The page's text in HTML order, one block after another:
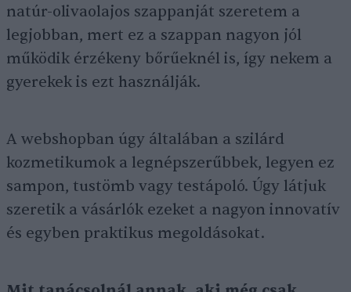
natúr-olivaolajos szappanját szeretem a
legjobban, mert ez a szappan nagyon jól
működik érzékeny bőrűeknél is, így nekem a
gyerekek is ezt használják.
A webshopban úgy általában a szilárd
kozmetikumok a legnépszerűbbek, legyen ez
sampon, tustömb vagy testápoló. Úgy látjuk
szeretik a vásárlók ezeket a nagyon innovatív
és egyben praktikus megoldásokat.